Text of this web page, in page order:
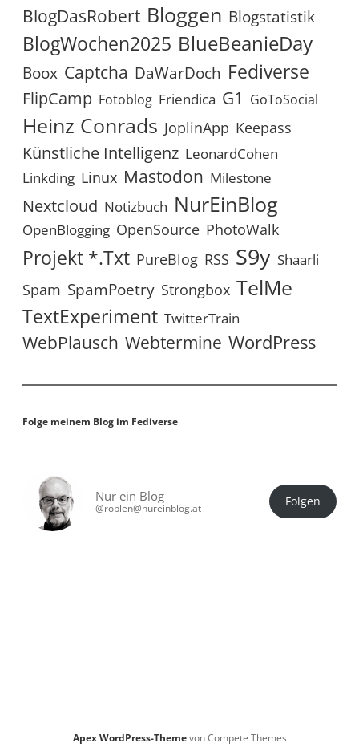
BlogDasRobert Bloggen Blogstatistik
BlogWochen2025 BlueBeanieDay
Boox Captcha DaWarDoch Fediverse
FlipCamp Fotoblog Friendica G1 GoToSocial
Heinz Conrads JoplinApp Keepass
Künstliche Intelligenz LeonardCohen
Linkding Linux Mastodon Milestone
Nextcloud Notizbuch NurEinBlog
OpenBlogging OpenSource PhotoWalk
Projekt *.txt PureBlog RSS S9y Shaarli
Spam SpamPoetry Strongbox TelMe
TextExperiment TwitterTrain
WebPlausch Webtermine WordPress
Folge meinem Blog im Fediverse
Nur ein Blog
@roblen@nureinblog.at Folgen
Apex WordPress-Themevon Compete Themes